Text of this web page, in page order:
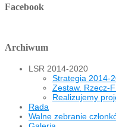
Facebook
Archiwum
LSR 2014-2020
Strategia 2014-
Zestaw. Rzecz-
Realizujemy
Rada
Walne zebranie